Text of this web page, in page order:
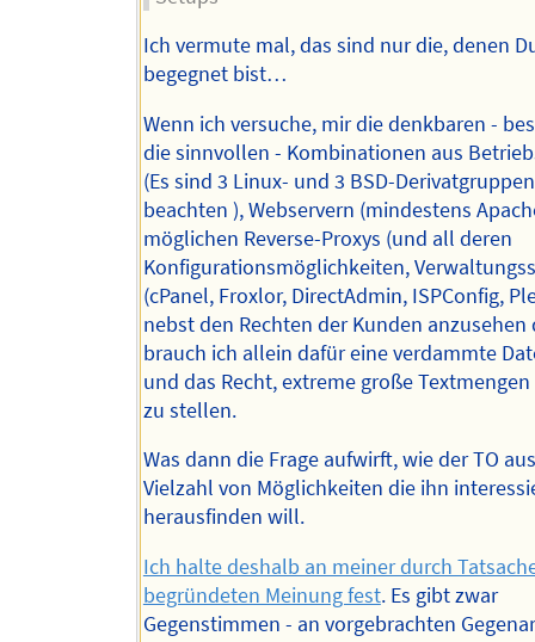
Ich vermute mal, das sind nur die, denen
begegnet bist…
Wenn ich versuche, mir die denkbaren -
die sinnvollen - Kombinationen aus
(Es sind 3 Linux- und 3 BSD-
beachten ), Webservern (mindestens
möglichen Reverse-Proxys (und all deren
Konfigurationsmöglichkeiten,
(cPanel, Froxlor, DirectAdmin, ISPConfig,
nebst den Rechten der Kunden anzusehen
brauch ich allein dafür eine verdammte
und das Recht, extreme große
zu stellen.
Was dann die Frage aufwirft, wie der TO
Vielzahl von Möglichkeiten die ihn
herausfinden will.
Ich halte deshalb an meiner durch
begründeten Meinung fest. Es gibt zwar
Gegenstimmen - an vorgebrachten